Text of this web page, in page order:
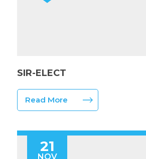
SIR-ELECT
Read More
21
NOV